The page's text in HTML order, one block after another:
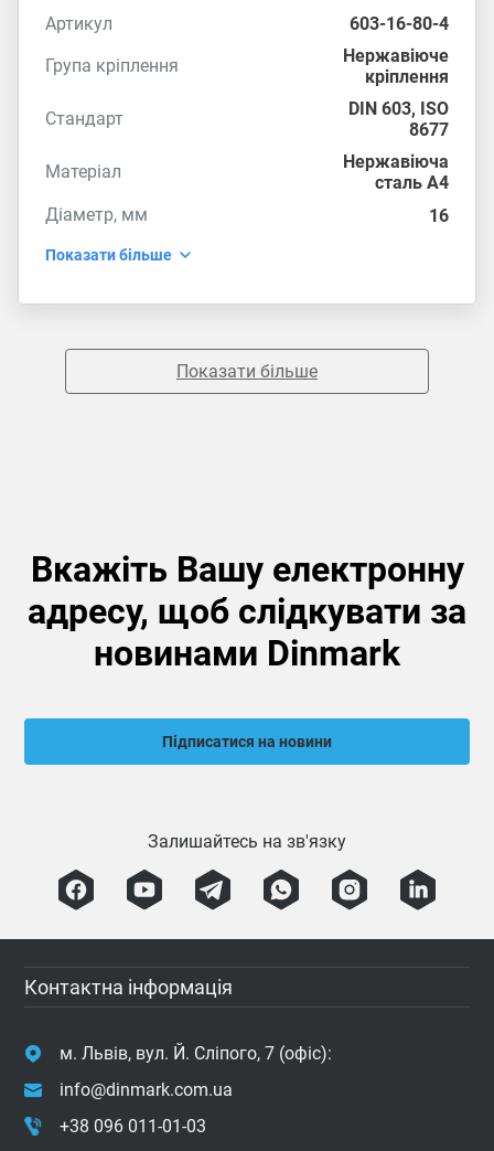
Артикул
603-16-80-4
Група кріплення
Нержавіюче
кріплення
Стандарт
DIN 603, ISO
8677
Матеріал
Нержавіюча
сталь А4
Діаметр, мм
16
Показати більше
Показати більше
Вкажіть Вашу електронну
адресу, щоб слідкувати за
новинами Dinmark
Підписатися на новини
Залишайтесь на зв'язку
Контактна інформація
м. Львів, вул. Й. Сліпого, 7 (офіс):
info@dinmark.com.ua
+38 096 011-01-03